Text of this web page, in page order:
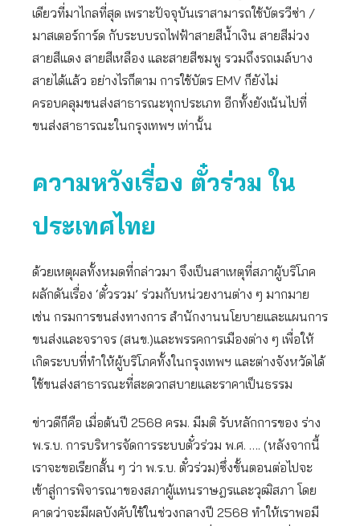
เดียวที่มาไกลที่สุด เพราะปัจจุบันเราสามารถใช้บัตรวีซ่า /
มาสเตอร์การ์ด กับระบบรถไฟฟ้าสายสีน้ำเงิน สายสีม่วง
สายสีแดง สายสีเหลือง และสายสีชมพู รวมถึงรถเมล์บาง
สายได้แล้ว อย่างไรก็ตาม การใช้บัตร EMV ก็ยังไม่
ครอบคลุมขนส่งสาธารณะทุกประเภท อีกทั้งยังเน้นไปที่
ขนส่งสาธารณะในกรุงเทพฯ เท่านั้น
ความหวังเรื่อง ตั๋วร่วม ใน
ประเทศไทย
ด้วยเหตุผลทั้งหมดที่กล่าวมา จึงเป็นสาเหตุที่สภาผู้บริโภค
ผลักดันเรื่อง ‘ตั๋วรวม’ ร่วมกับหน่วยงานต่าง ๆ มากมาย
เช่น กรมการขนส่งทางการ สำนักงานนโยบายและแผนการ
ขนส่งและจราจร (สนข.)และพรรคการเมืองต่าง ๆ เพื่อให้
เกิดระบบที่ทำให้ผู้บริโภคทั้งในกรุงเทพฯ และต่างจังหวัดได้
ใช้ขนส่งสาธารณะที่สะดวกสบายและราคาเป็นธรรม
ข่าวดีก็คือ เมื่อต้นปี 2568 ครม. มีมติ รับหลักการของ ร่าง
พ.ร.บ. การบริหารจัดการระบบตั๋วร่วม พ.ศ. …. (หลังจากนี้
เราจะขอเรียกสั้น ๆ ว่า พ.ร.บ. ตั๋วร่วม)ซึ่งขั้นตอนต่อไปจะ
เข้าสู่การพิจารณาของสภาผู้แทนราษฎรและวุฒิสภา โดย
คาดว่าจะมีผลบังคับใช้ในช่วงกลางปี 2568 ทำให้เราพอมี